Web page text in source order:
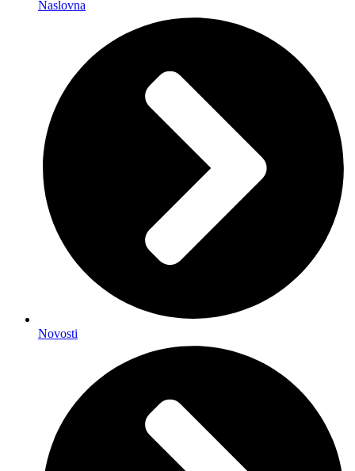
Naslovna
Novosti